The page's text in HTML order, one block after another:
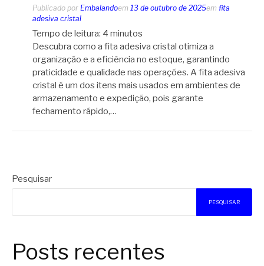
Publicado por Embalandoem 13 de outubro de 2025em fita
adesiva cristal
Tempo de leitura: 4 minutos
Descubra como a fita adesiva cristal otimiza a
organização e a eficiência no estoque, garantindo
praticidade e qualidade nas operações. A fita adesiva
cristal é um dos itens mais usados em ambientes de
armazenamento e expedição, pois garante
fechamento rápido,…
Pesquisar
PESQUISAR
Posts recentes